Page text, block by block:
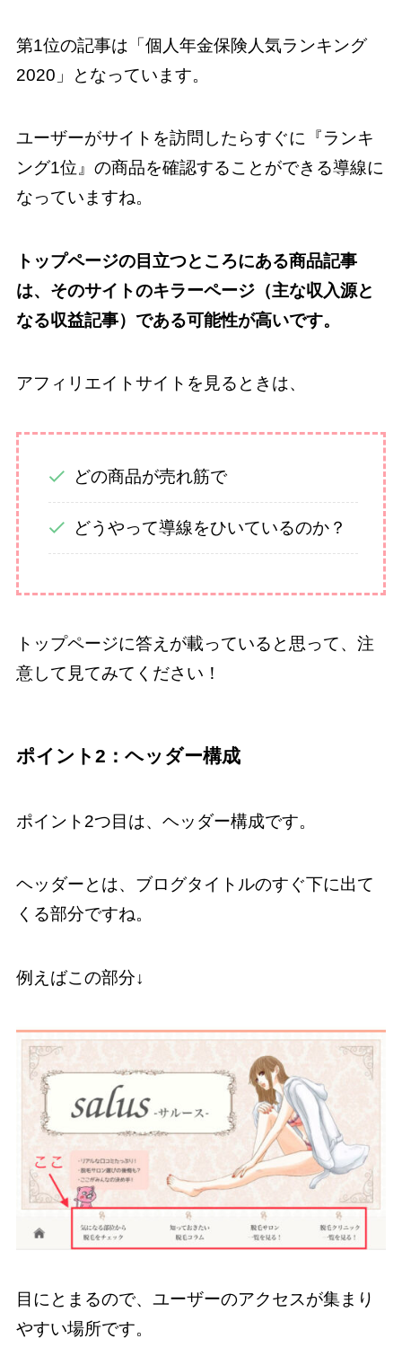
第1位の記事は「個人年金保険人気ランキング
2020」となっています。
ユーザーがサイトを訪問したらすぐに『ランキ
ング1位』の商品を確認することができる導線に
なっていますね。
トップページの目立つところにある商品記事
は、そのサイトのキラーページ（主な収入源と
なる収益記事）である可能性が高いです。
アフィリエイトサイトを見るときは、
どの商品が売れ筋で
どうやって導線をひいているのか？
トップページに答えが載っていると思って、注
意して見てみてください！
ポイント2：ヘッダー構成
ポイント2つ目は、ヘッダー構成です。
ヘッダーとは、ブログタイトルのすぐ下に出て
くる部分ですね。
例えばこの部分↓
目にとまるので、ユーザーのアクセスが集まり
やすい場所です。